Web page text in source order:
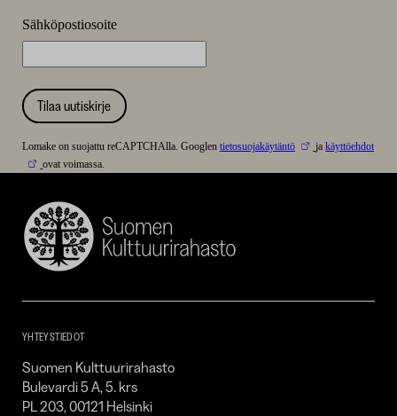
Sähköpostiosoite
Tilaa uutiskirje
Lomake on suojattu reCAPTCHAlla. Googlen tietosuojakäytäntö jakäyttöehdot
ovat voimassa.
Suomen
Kulttuurirahasto
YHTEYSTIEDOT
Suomen Kulttuurirahasto
Bulevardi 5 A, 5. krs
PL 203, 00121 Helsinki